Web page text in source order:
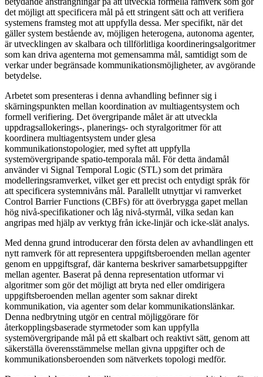
det möjligt att specificera mål på ett stringent sätt och att verifiera
systemens framsteg mot att uppfylla dessa. Mer specifikt, när det
gäller system bestående av, möjligen heterogena, autonoma agenter,
är utvecklingen av skalbara och tillförlitliga koordineringsalgoritmer
som kan driva agenterna mot gemensamma mål, samtidigt som de
verkar under begränsade kommunikationsmöjligheter, av avgörande
betydelse.
Arbetet som presenteras i denna avhandling befinner sig i
skärningspunkten mellan koordination av multiagentsystem och
formell verifiering. Det övergripande målet är att utveckla
uppdragsallokerings-, planerings- och styralgoritmer för att
koordinera multiagentsystem under glesa
kommunikationstopologier, med syftet att uppfylla
systemövergripande spatio-temporala mål. För detta ändamål
använder vi Signal Temporal Logic (STL) som det primära
modelleringsramverket, vilket ger ett precist och entydigt språk för
att specificera systemnivåns mål. Parallellt utnyttjar vi ramverket
Control Barrier Functions (CBFs) för att överbrygga gapet mellan
hög nivå-specifikationer och låg nivå-styrmål, vilka sedan kan
angripas med hjälp av verktyg från icke-linjär och icke-slät analys.
Med denna grund introducerar den första delen av avhandlingen ett
nytt ramverk för att representera uppgiftsberoenden mellan agenter
genom en uppgiftsgraf, där kanterna beskriver samarbetsuppgifter
mellan agenter. Baserat på denna representation utformar vi
algoritmer som gör det möjligt att bryta ned eller omdirigera
uppgiftsberoenden mellan agenter som saknar direkt
kommunikation, via agenter som delar kommunikationslänkar.
Denna nedbrytning utgör en central möjliggörare för
återkopplingsbaserade styrmetoder som kan uppfylla
systemövergripande mål på ett skalbart och reaktivt sätt, genom att
säkerställa överensstämmelse mellan givna uppgifter och de
kommunikationsberoenden som nätverkets topologi medför.